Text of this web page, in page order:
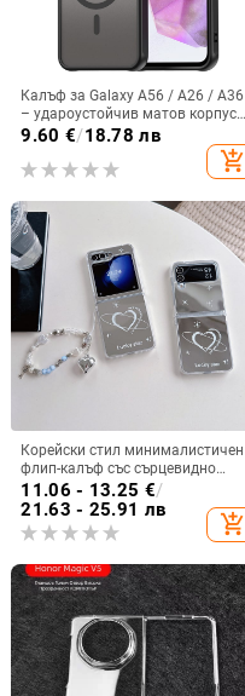
Калъф за Galaxy A56 / A26 / A36
– удароустойчив матов корпус
от PC+TPU с текстура на кожа
9.60 €/18.78 лв
add_shopping_cart
Корейски стил минималистичен
флип-калъф със сърцевидно
огледало за Samsung Galaxy Z
Flip 3/4/5
11.06 - 13.25 €/
21.63 - 25.91 лв
add_shopping_cart